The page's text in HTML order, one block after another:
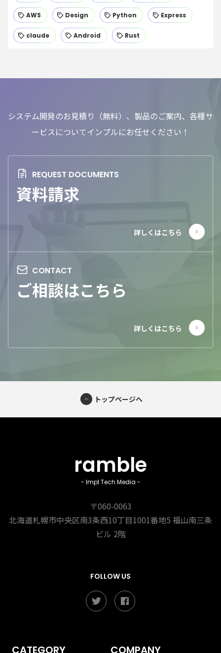
AWS Design Python Express
claude Android Rust
システム開発のお見積り（無料）、製品のご案内、各種サ
ービスについてインプルにお任せください！
資料請求
ご相談はこちら
トップページへ
ramble
- Impl Tech Media -
〒060-0063
北海道札幌市中央区南3条西10丁目1001番地5 福山南三条
ビル 2階
FOLLOW US